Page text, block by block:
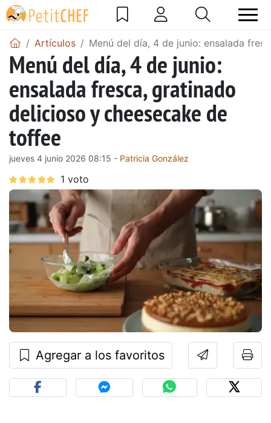
Artículos Menú del día, 4 de junio: ensalada
Menú del día, 4 de junio:
ensalada fresca, gratinado
delicioso y cheesecake de
toffee
jueves 4 junio 2026 08:15 - Patricia González
Agregar a los favoritos